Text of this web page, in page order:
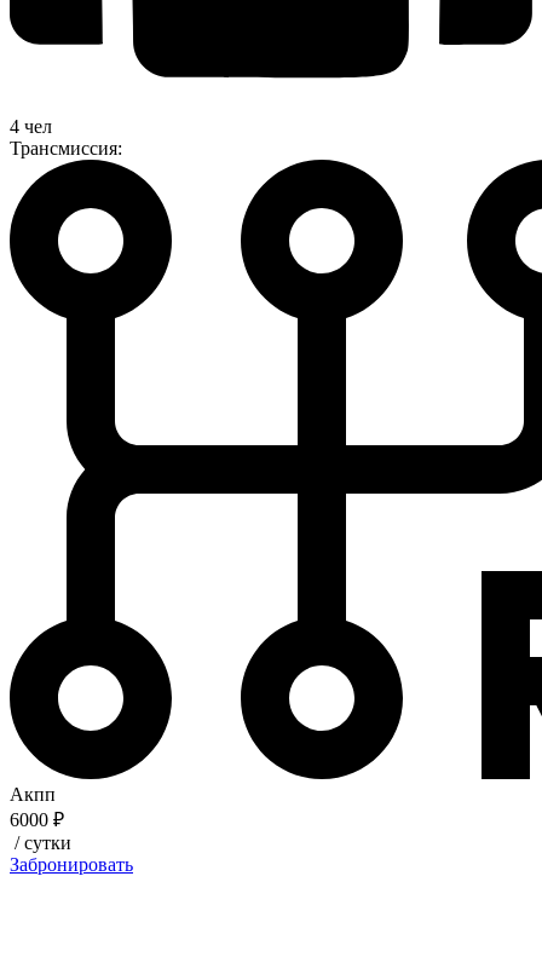
4 чел
Трансмиссия:
Акпп
6000 ₽
/ сутки
Забронировать